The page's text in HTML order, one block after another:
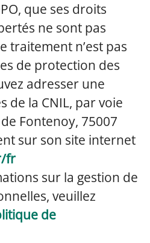
que ses droits
ne sont pas
traitement n’est pas
de protection des
adresser une
de la CNIL, par voie
Fontenoy, 75007
sur son site internet
fr
sur la gestion de
veuillez
de